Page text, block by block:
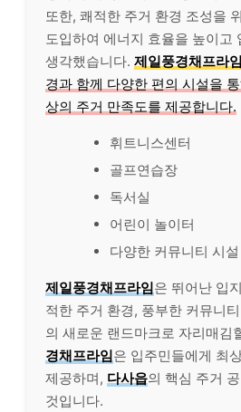
또한, 쾌적한 주거 환경 조성을
도입하여 에너지 효율을 높이고
생각했습니다. 제일풍경채프라임
경과 함께 다양한 편의 시설을
상의 주거 만족도를 제공합니다.
휘트니스센터
골프연습장
독서실
어린이 놀이터
다양한 커뮤니티 시설
제일풍경채프라임은 뛰어난 입
적한 주거 환경, 풍부한 커뮤니
의 새로운 랜드마크로 자리매김
경채프라임은 입주민들에게 최
제공하며, 다사읍의 핵심 주거
것입니다.